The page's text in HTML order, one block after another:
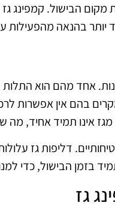
הבישול. קמפינג גז
בהנאה מהפעילות
אחד מהם הוא התלות
בהם אין אפשרות
אינו תמיד אחיד, מה
דליפות גז
בזמן הבישול, כדי
גז